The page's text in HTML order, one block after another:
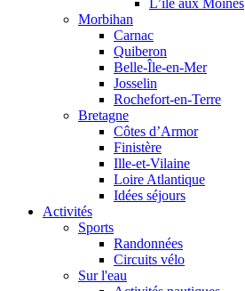
L’île aux Moines
Morbihan
Carnac
Quiberon
Belle-Île-en-Mer
Josselin
Rochefort-en-Terre
Bretagne
Côtes d’Armor
Finistère
Ille-et-Vilaine
Loire Atlantique
Idées séjours
Activités
Sports
Randonnées
Circuits vélo
Sur l'eau